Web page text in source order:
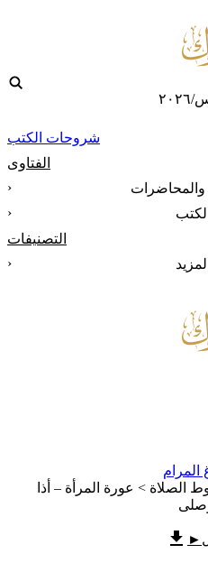
شروحات الكتب
الفتاوى
والمحاضرات
‹
الكتب
‹
التصنيفات
المزيد
‹
باب شروط الصلاة > عورة المرأة – أذا
►